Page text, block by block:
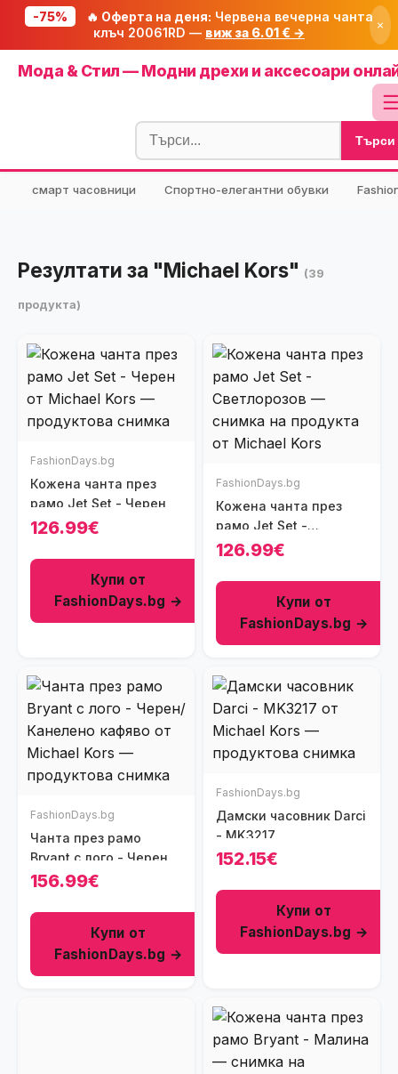
-75% 🔥 Оферта на деня: Червена вечерна чанта
клъч 20061RD — виж за 6.01 € → ×
Мода & Стил — Модни дрехи и аксесоари
Начало
🔥 Намаления
🧮 Калкулатори
🎟️ Купони
Търси
смарт часовници Спортно-елегантни обувки
Резултати за "Michael Kors" (39
продукта)
FashionDays.bg
Кожена чанта през
рамо Jet Set - Черен
126.99€
Купи от
FashionDays.bg →
FashionDays.bg
Кожена чанта през
рамо Jet Set -
Светлорозов
126.99€
Купи от
FashionDays.bg →
FashionDays.bg
Чанта през рамо
Bryant с лого - Черен/
Канелено кафяво
156.99€
Купи от
FashionDays.bg →
FashionDays.bg
Дамски часовник Darci
- MK3217
152.15€
Купи от
FashionDays.bg →